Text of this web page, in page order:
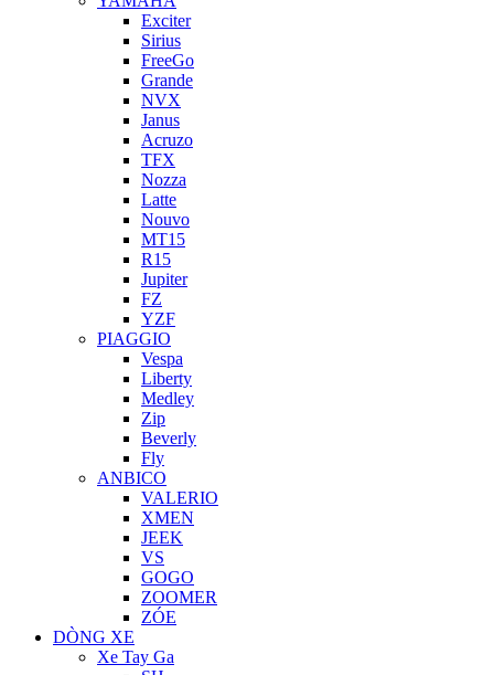
Exciter
Sirius
FreeGo
Grande
NVX
Janus
Acruzo
TFX
Nozza
Latte
Nouvo
MT15
R15
Jupiter
FZ
YZF
PIAGGIO
Vespa
Liberty
Medley
Zip
Beverly
Fly
ANBICO
VALERIO
XMEN
JEEK
VS
GOGO
ZOOMER
ZÓE
DÒNG XE
Xe Tay Ga